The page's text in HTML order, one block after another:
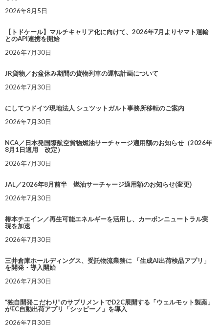
2026年8月5日
【トドケール】マルチキャリア化に向けて、2026年7月よりヤマト運輸
とのAPI連携を開始
2026年7月30日
JR貨物／お盆休み期間の貨物列車の運転計画について
2026年7月30日
にしてつドイツ現地法人 シュツットガルト事務所移転のご案内
2026年7月30日
NCA／日本発国際航空貨物燃油サーチャージ適用額のお知らせ（2026年
8月1日適用 改定）
2026年7月30日
JAL／2026年8月前半 燃油サーチャージ適用額のお知らせ(変更)
2026年7月30日
椿本チエイン／再生可能エネルギーを活用し、カーボンニュートラル実
現を加速
2026年7月30日
三井倉庫ホールディングス、受託物流業務に 「生成AI出荷検品アプリ」
を開発・導入開始
2026年7月30日
“独自開発こだわり”のサプリメントでD2C展開する「ウェルモット製薬」
がEC自動出荷アプリ「シッピーノ」を導入
2026年7月30日